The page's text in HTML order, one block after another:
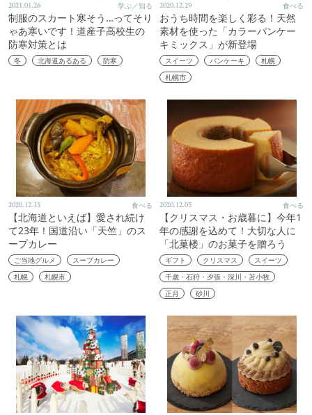
2021.01.26 学ぶ／知る
制服のスカート寒そう…ってそり
ゃあ寒いです！道産子高校生の
防寒対策とは
冬 北海道あるある 防寒
2020.12.29 食べる
おうち時間を楽しく彩る！天然
素材を使った「カラーパンケー
キミックス」が新登場
スイーツ パンケーキ
札幌
札幌市
2020.12.15 食べる
【北海道といえば】愛され続け
て23年！国道沿い「天竺」のス
ープカレー
ご当地グルメ
スープカレー
札幌
札幌市
2020.12.03 食べる
【クリスマス・お歳暮に】今年1
年の感謝を込めて！大切な人に
「北菓楼」のお菓子を贈ろう
ギフト クリスマス
スイーツ
千歳・石狩・夕張・深川・苫小牧
正月
砂川